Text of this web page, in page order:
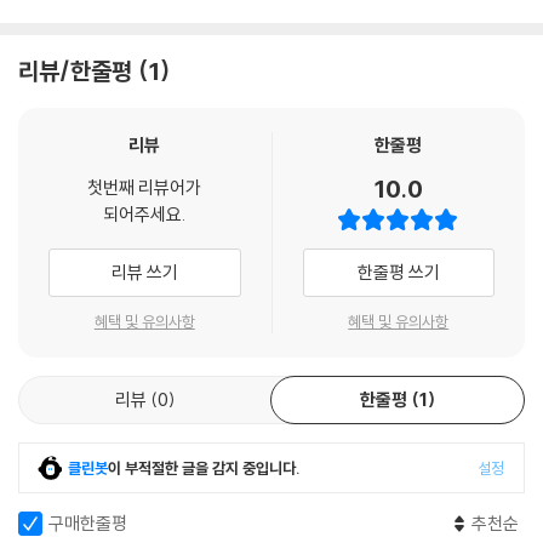
리뷰/한줄평 1
리뷰
첫번째 리뷰어가
되어주세요.
리뷰 쓰기
혜택 및 유의사항
한줄평
10.0
한줄평 쓰기
혜택 및 유의사항
리뷰 0 한줄평 1
클린봇이 부적절한 글을 감지 중입니다. 설정
구매한줄평 추천순